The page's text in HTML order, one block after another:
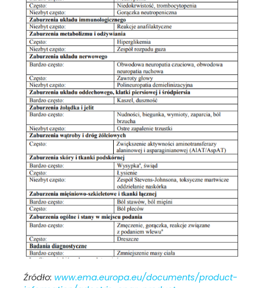
Źródło: www.ema.europa.eu/documents/product-